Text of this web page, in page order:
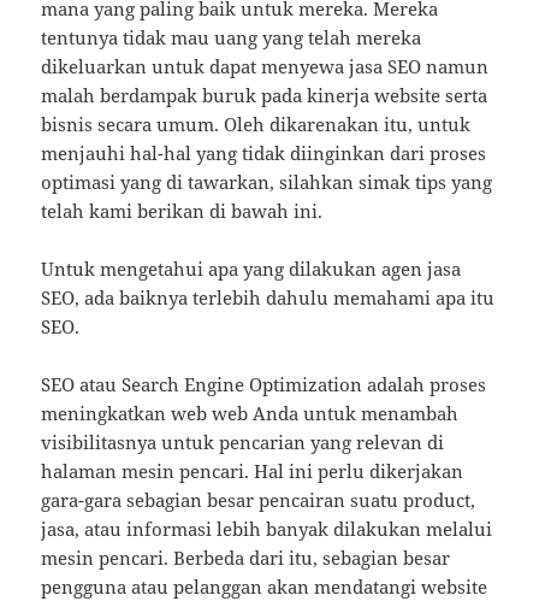
mana yang paling baik untuk mereka. Mereka
tentunya tidak mau uang yang telah mereka
dikeluarkan untuk dapat menyewa jasa SEO namun
malah berdampak buruk pada kinerja website serta
bisnis secara umum. Oleh dikarenakan itu, untuk
menjauhi hal-hal yang tidak diinginkan dari proses
optimasi yang di tawarkan, silahkan simak tips yang
telah kami berikan di bawah ini.
Untuk mengetahui apa yang dilakukan agen jasa
SEO, ada baiknya terlebih dahulu memahami apa itu
SEO.
SEO atau Search Engine Optimization adalah proses
meningkatkan web web Anda untuk menambah
visibilitasnya untuk pencarian yang relevan di
halaman mesin pencari. Hal ini perlu dikerjakan
gara-gara sebagian besar pencairan suatu product,
jasa, atau informasi lebih banyak dilakukan melalui
mesin pencari. Berbeda dari itu, sebagian besar
pengguna atau pelanggan akan mendatangi website